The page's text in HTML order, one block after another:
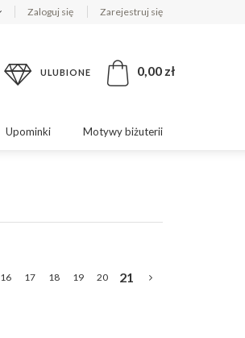
Zaloguj się Zarejestruj się
ULUBIONE 0,00 zł
Upominki Motywy biżuterii
16 17 18 19 20 21